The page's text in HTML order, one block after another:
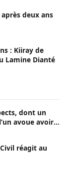
deux ans
: Kiiray de
Lamine Dianté
dont un
avoue avoir
réagit au